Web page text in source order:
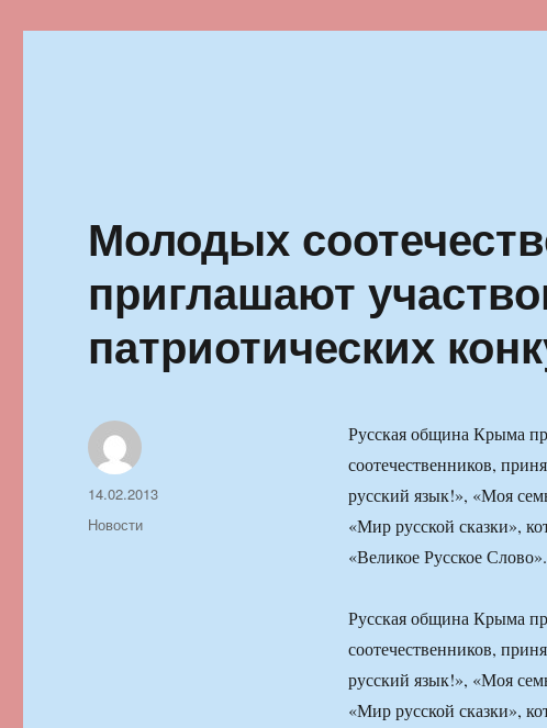
Молодых
приглашают
патриотических
Русская община Крыма
соотечественников,
русский язык!», «Моя
«Мир русской сказки»,
«Великое Русское Слово».
Русская община Крыма
соотечественников,
русский язык!», «Моя
«Мир русской сказки»,
Автор
Опубликовано
14.02.2013
Рубрики
Новости